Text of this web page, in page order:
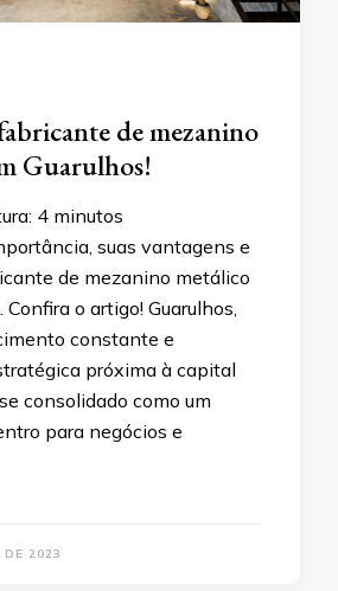
de mezanino
Guarulhos!
4 minutos
suas vantagens e
de mezanino metálico
Confira o artigo! Guarulhos,
constante e
próxima à capital
consolidado como um
para negócios e
DE 2023